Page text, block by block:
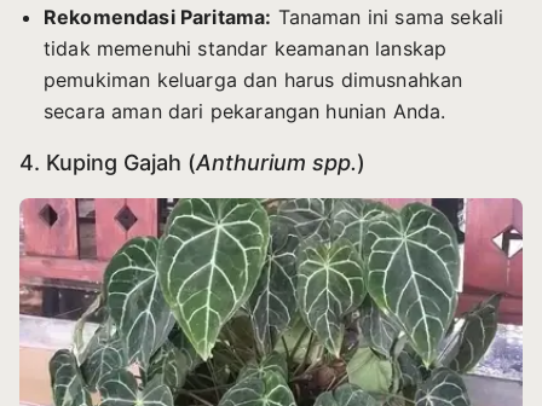
Rekomendasi Paritama: Tanaman ini sama sekali
tidak memenuhi standar keamanan lanskap
pemukiman keluarga dan harus dimusnahkan
secara aman dari pekarangan hunian Anda.
4. Kuping Gajah (Anthurium spp.)